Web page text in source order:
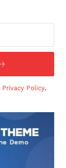
Privacy Policy.